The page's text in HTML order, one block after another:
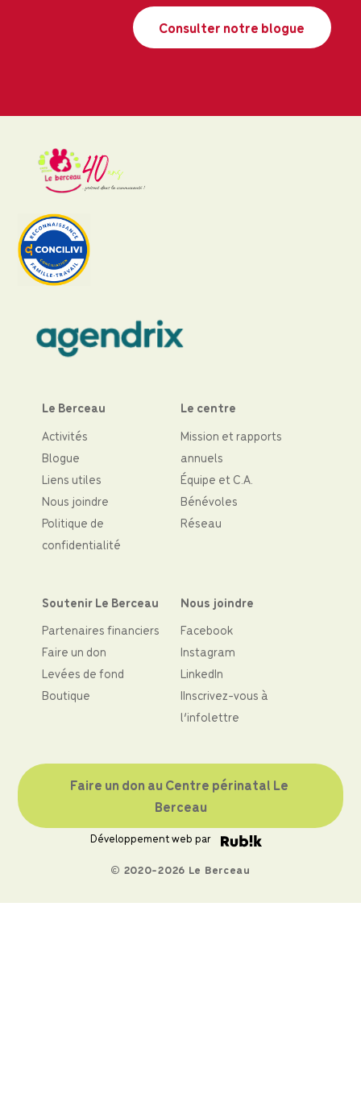
Consulter notre blogue
Le Berceau
Activités
Blogue
Liens utiles
Nous joindre
Politique de
confidentialité
Le centre
Mission et rapports
annuels
Équipe et C.A.
Bénévoles
Réseau
Soutenir Le Berceau
Partenaires financiers
Faire un don
Levées de fond
Boutique
Nous joindre
Facebook
Instagram
LinkedIn
IInscrivez-vous à
l’infolettre
Faire un don au Centre périnatal Le
Berceau
Développement web par
© 2020-2026 Le Berceau